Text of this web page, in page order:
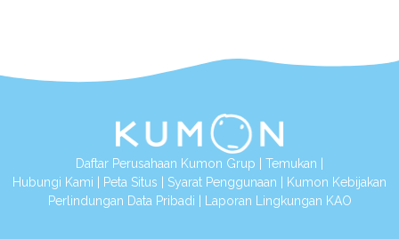
Daftar Perusahaan Kumon Grup | Temukan |
Hubungi Kami | Peta Situs | Syarat Penggunaan | Kumon Kebijakan
Perlindungan Data Pribadi | Laporan Lingkungan KAO